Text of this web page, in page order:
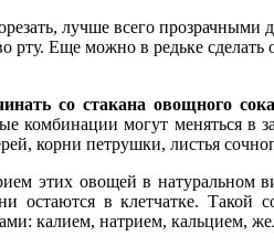
лучше всего прозрачными
рту. Еще можно в редьке
со стакана овощного сока
комбинации могут меняться
корни петрушки, листья
этих овощей в натуральном
остаются в клетчатке. Такой
калием, натрием, кальцием,